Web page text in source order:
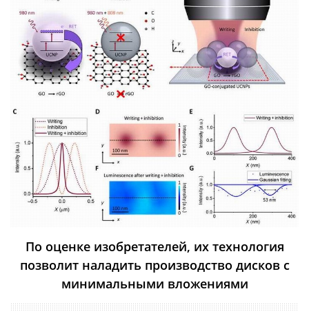
По оценке изобретателей, их технология
позволит наладить производство дисков с
минимальными вложениями